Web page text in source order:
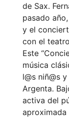
de Sax.
pasado
y el
con el
Este
música
l@s niñ@s
Argenta.
activa del
aproximada